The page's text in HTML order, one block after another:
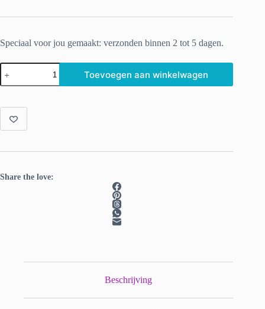
Speciaal voor jou gemaakt: verzonden binnen 2 tot 5 dagen.
Addi
Unicorn
Rondbreinaalden
2.50mm
aantal
Toevoegen aan winkelwagen
Share the love:
Beschrijving